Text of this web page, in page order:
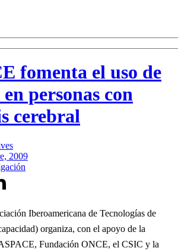
fomenta el uso de
personas con
cerebral
2009
Iberoamericana de Tecnologías de
organiza, con el apoyo de la
Fundación ONCE, el CSIC y la